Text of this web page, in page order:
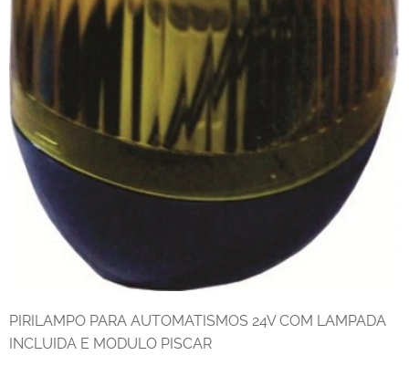
PIRILAMPO PARA AUTOMATISMOS 24V COM LAMPADA
INCLUIDA E MODULO PISCAR